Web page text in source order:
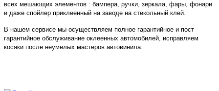
всех мешающих элементов : бампера, ручки, зеркала, фары, фонари
и даже спойлер приклеенный на заводе на стекольный клей.
В нашем сервисе мы осуществляем полное гарантийное и пост
гарантийное обслуживание оклеенных автомобилей, исправляем
косяки после неумелых мастеров автовинила.